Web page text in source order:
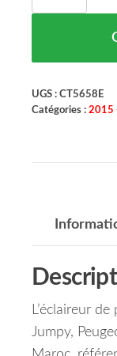
UGS : CT5658E
Catégories : 2015
L’éclaireur
Jumpy,